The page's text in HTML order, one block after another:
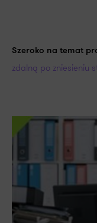
Szeroko na temat
zdalną po zniesieniu